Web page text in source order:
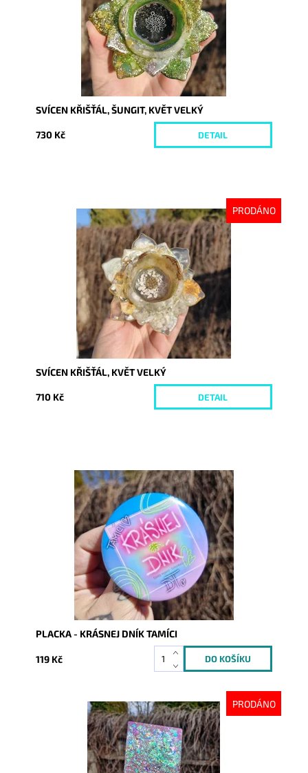
SVÍCEN KŘIŠŤÁL, ŠUNGIT, KVĚT VELKÝ
730 Kč DETAIL
PRODÁNO
Dostupnost:
Vyprodáno
10598
SVÍCEN KŘIŠŤÁL, KVĚT VELKÝ
710 Kč DETAIL
Dostupnost:
Skladem
10146
PLACKA - KRÁSNEJ DNÍK TAMÍCI
119 Kč
PRODÁNO
Dostupnost:
Skladem
10176